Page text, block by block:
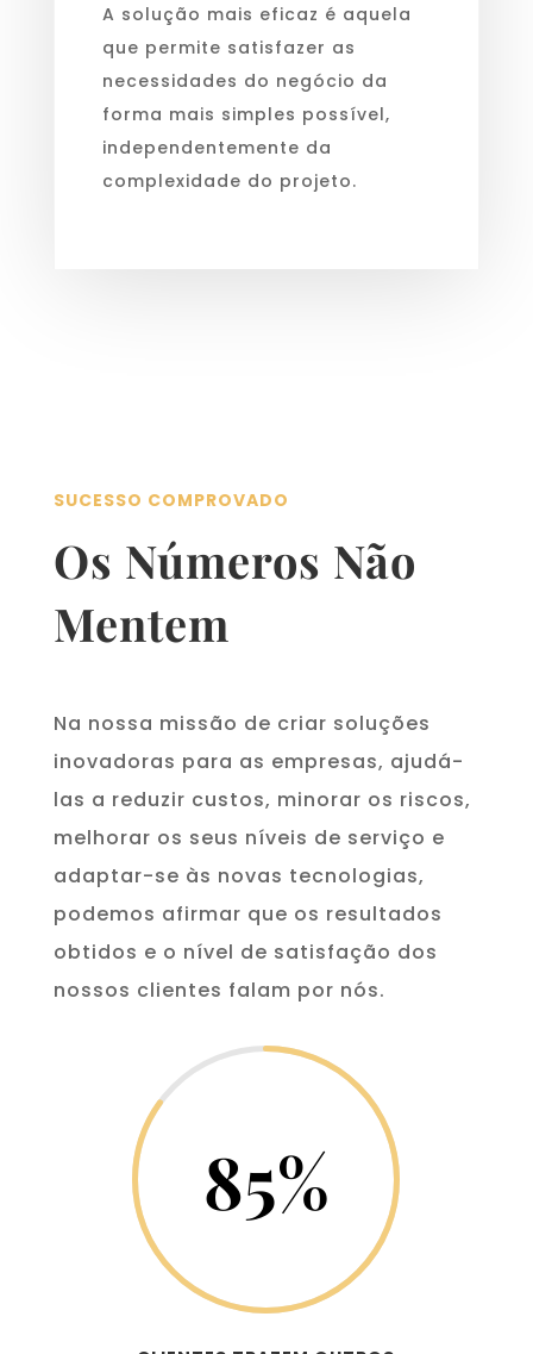
A solução mais eficaz é aquela
que permite satisfazer as
necessidades do negócio da
forma mais simples possível,
independentemente da
complexidade do projeto.
SUCESSO COMPROVADO
Os Números Não
Mentem
Na nossa missão de criar soluções
inovadoras para as empresas, ajudá-
las a reduzir custos, minorar os riscos,
melhorar os seus níveis de serviço e
adaptar-se às novas tecnologias,
podemos afirmar que os resultados
obtidos e o nível de satisfação dos
nossos clientes falam por nós.
85%